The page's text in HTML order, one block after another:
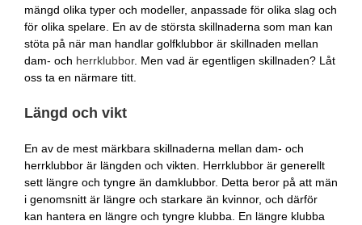
mängd olika typer och modeller, anpassade för olika slag och
för olika spelare. En av de största skillnaderna som man kan
stöta på när man handlar golfklubbor är skillnaden mellan
dam- och herrklubbor. Men vad är egentligen skillnaden? Låt
oss ta en närmare titt.
Längd och vikt
En av de mest märkbara skillnaderna mellan dam- och
herrklubbor är längden och vikten. Herrklubbor är generellt
sett längre och tyngre än damklubbor. Detta beror på att män
i genomsnitt är längre och starkare än kvinnor, och därför
kan hantera en längre och tyngre klubba. En längre klubba